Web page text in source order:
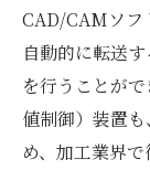
CAD/CAMソフ
自動的に転送
を行うことが
値制御）装置
め、加工業界